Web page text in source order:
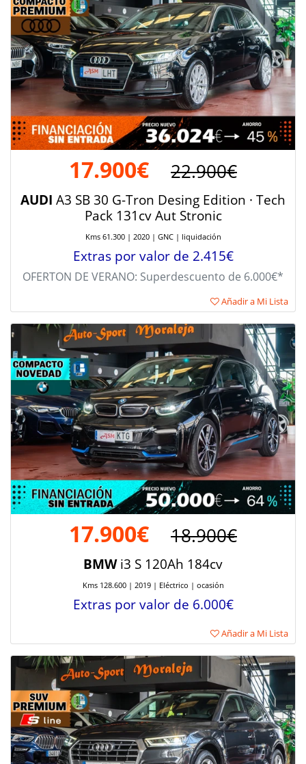
17.900€ 22.900€
AUDI A3 SB 30 G-Tron Desing Edition · Tech
Pack 131cv Aut Stronic
Kms 61.300 | 2020 | GNC | liquidación
Extras por valor de 2.415€
OFERTON DE VERANO: Superdescuento de 6.000€*
Añadir a Mi Lista
17.900€ 18.900€
BMWi3 S 120Ah 184cv
Kms 128.600 | 2019 | Eléctrico | ocasión
Extras por valor de 6.000€
Añadir a Mi Lista